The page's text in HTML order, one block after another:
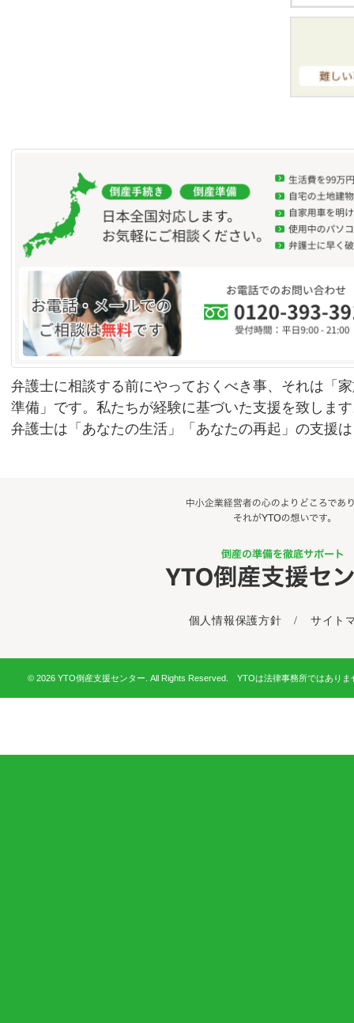
弁護士に相談する前にやっておくべき事、それは「
準備」です。私たちが経験に基づいた支援を致しま
弁護士は「あなたの生活」「あなたの再起」の支援
個人情報保護方針 / サイト
© 2026 YTO倒産支援センター. All Rights Reserved. YTOは法律事務所ではありま